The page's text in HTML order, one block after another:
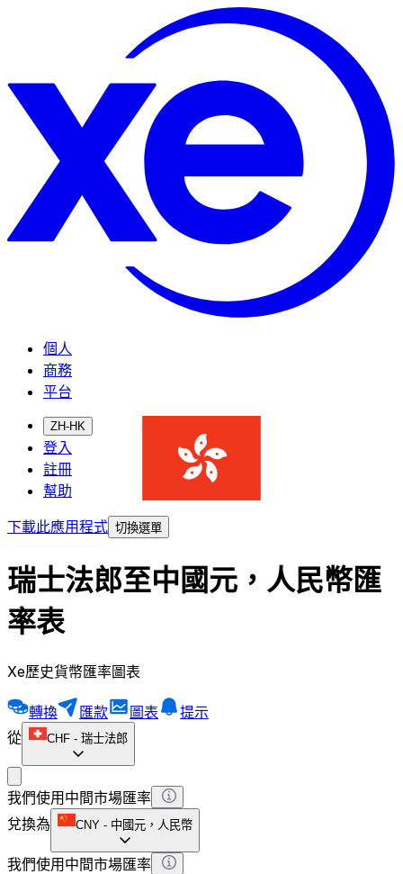
個人
商務
平台
ZH-HK
登入
註冊
幫助
下載此應用程式 切換選單
瑞士法郎至中國元，人民幣匯
率表
Xe歷史貨幣匯率圖表
轉換 匯款 圖表
提示
從
CHF - 瑞士法郎
我們使用中間市場匯率
兌換為
CNY - 中國元，人民幣
我們使用中間市場匯率